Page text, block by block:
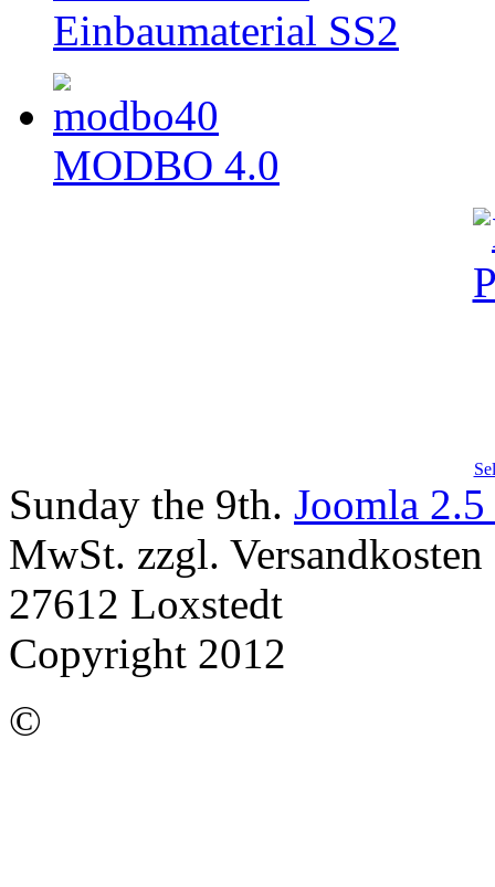
Einbaumaterial SS2
MODBO 4.0
Sunday the 9th. Joomla 2.5
MwSt. zzgl.
27612 Loxstedt
Copyright 2012
©